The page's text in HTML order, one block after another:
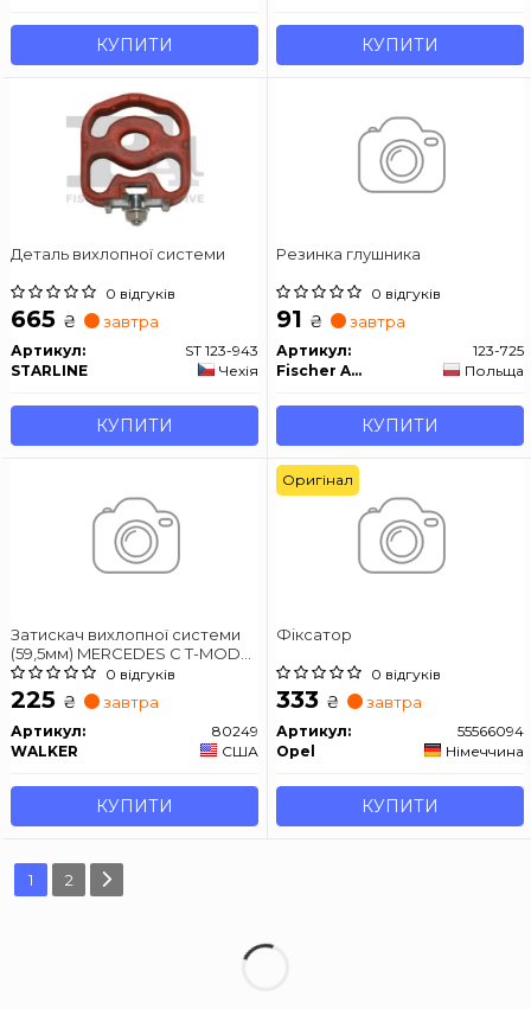
КУПИТИ КУПИТИ
Деталь вихлопної системи
0 відгуків
665 ₴ завтра
Артикул:
ST 123-943
STARLINE
Чехія
КУПИТИ
Резинка глушника
0 відгуків
91 ₴ завтра
Артикул:
123-725
Fischer Automotive One (FA1)
Польща
КУПИТИ
Затискач вихлопної системи
(59,5мм) MERCEDES C T-MODEL
(S203), C (W203) VOLVO 740,
760 ALFA ROMEO 145, 146, 159
AUDI 80 B3, 80 B4, 90 B3, A3,
A4 B5, A4 B6, A4 B7, COUPE B3
1.2-4.0 08.81-
0 відгуків
225 ₴ завтра
Артикул:
80249
WALKER
США
КУПИТИ
Фіксатор
0 відгуків
333 ₴ завтра
Артикул:
55566094
Opel
Німеччина
КУПИТИ
Оригінал
1 2